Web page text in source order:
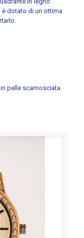
è dotato di un ottima
pelle scamosciata